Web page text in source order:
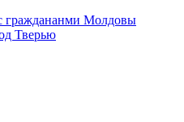
граждананми Молдовы
Тверью